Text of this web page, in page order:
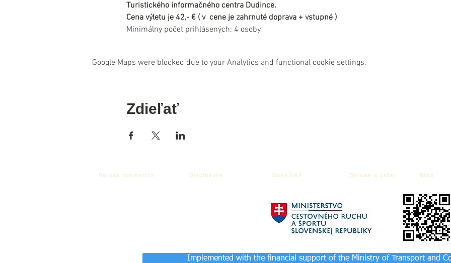
Turistického informačného centra Dudince.
Cena výletu je 42,- € ( v  cene je zahrnuté doprava + vstupné )
Minimálny počet prihlásených: 4 osoby
Google Maps were blocked due to your Analytics and functional cookie settings.
Zdieľať
Balnea cosmetics Disclosure Download Balnea cluster Blog
Implemented with the financial support of the Ministry of Transport and